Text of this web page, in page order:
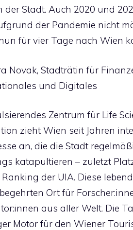
der Stadt. Auch 2020 und
der Pandemie nicht
für vier Tage nach Wien
Novak, Stadträtin für
und Digitales
Zentrum für Life
zieht Wien seit Jahren
an, die die Stadt
katapultieren – zuletzt
Ranking der UIA. Diese
Ort für
aus aller Welt. Die
Motor für den Wiener